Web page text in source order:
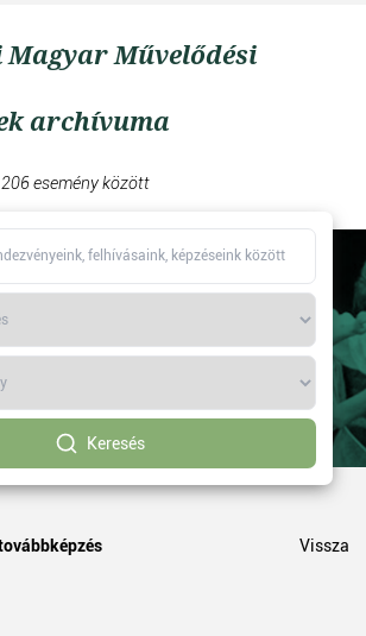
Magyar Művelődési
archívuma
esemény között
Keresés
Vissza